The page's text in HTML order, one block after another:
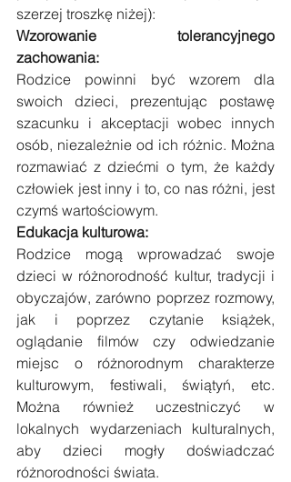
szerzej troszkę niżej):
Wzorowanie tolerancyjnego
zachowania:
Rodzice powinni być wzorem dla
swoich dzieci, prezentując postawę
szacunku i akceptacji wobec innych
osób, niezależnie od ich różnic. Można
rozmawiać z dziećmi o tym, że każdy
człowiek jest inny i to, co nas różni, jest
czymś wartościowym.
Edukacja kulturowa:
Rodzice mogą wprowadzać swoje
dzieci w różnorodność kultur, tradycji i
obyczajów, zarówno poprzez rozmowy,
jak i poprzez czytanie książek,
oglądanie filmów czy odwiedzanie
miejsc o różnorodnym charakterze
kulturowym, festiwali, świątyń, etc.
Można również uczestniczyć w
lokalnych wydarzeniach kulturalnych,
aby dzieci mogły doświadczać
różnorodności świata.